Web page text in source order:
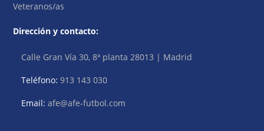
Veteranos/as
Dirección y contacto:
Calle Gran Vía 30, 8ª planta 28013 | Madrid
Teléfono:913 143 030
Email:afe@afe-futbol.com